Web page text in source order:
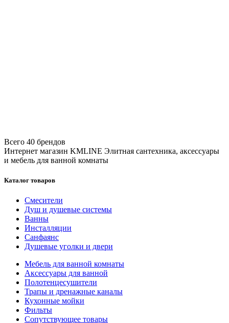
Всего 40 брендов
Интернет магазин KMLINE Элитная сантехника, аксессуары
и мебель для ванной комнаты
Каталог товаров
Смесители
Душ и душевые системы
Ванны
Инсталляции
Санфаянс
Душевые уголки и двери
Мебель для ванной комнаты
Аксессуары для ванной
Полотенцесушители
Трапы и дренажные каналы
Кухонные мойки
Фильты
Сопутствующее товары